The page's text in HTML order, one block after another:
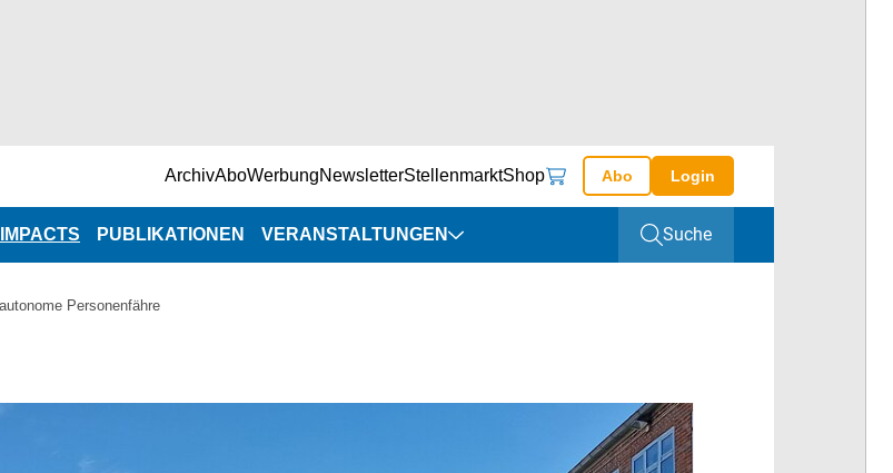
ArchivAboWerbungNewsletterStellenmarktShop Abo Login
PUBLIKATIONEN VERANSTALTUNGEN Suche
Personenfähre